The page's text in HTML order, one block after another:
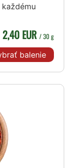
2,40 EUR / 30 g
balenie